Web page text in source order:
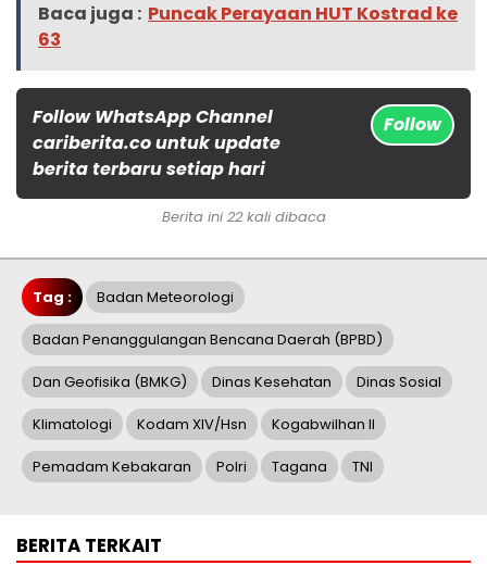
Baca juga : Puncak Perayaan HUT Kostrad ke
63
Follow WhatsApp Channel
cariberita.co untuk update
berita terbaru setiap hari
Follow
Berita ini 22 kali dibaca
Tag : Badan Meteorologi
Badan Penanggulangan Bencana Daerah (BPBD)
Dan Geofisika (BMKG) Dinas Kesehatan Dinas Sosial
Klimatologi Kodam XIV/Hsn Kogabwilhan II
Pemadam Kebakaran Polri Tagana TNI
BERITA TERKAIT